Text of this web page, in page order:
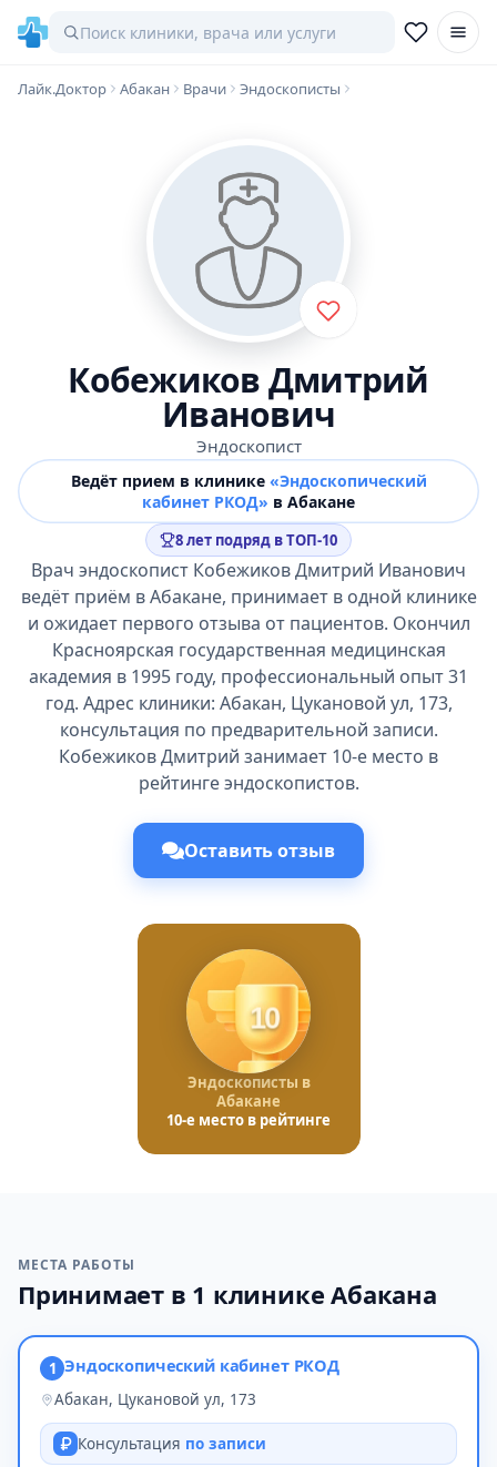
Лайк.Доктор Абакан Врачи Эндоскописты
Кобежиков Дмитрий
Иванович
Эндоскопист
Ведёт прием в клинике «Эндоскопический
кабинет РКОД» в Абакане
8 лет подряд в ТОП-10
Врач эндоскопист Кобежиков Дмитрий Иванович
ведёт приём в Абакане, принимает в одной клинике
и ожидает первого отзыва от пациентов. Окончил
Красноярская государственная медицинская
академия в 1995 году, профессиональный опыт 31
год. Адрес клиники: Абакан, Цукановой ул, 173,
консультация по предварительной записи.
Кобежиков Дмитрий занимает 10-е место в
рейтинге эндоскопистов.
Оставить отзыв
10
Эндоскописты в
Абакане
10-е место в рейтинге
МЕСТА РАБОТЫ
Принимает в 1 клинике Абакана
1 Эндоскопический кабинет РКОД
Абакан, Цукановой ул, 173
Консультация по записи